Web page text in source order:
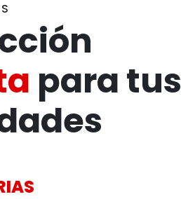
para tus